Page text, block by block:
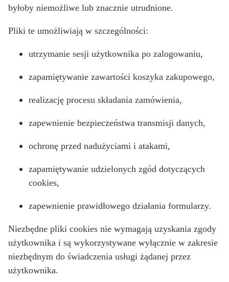
byłoby niemożliwe lub znacznie utrudnione.
Pliki te umożliwiają w szczególności:
utrzymanie sesji użytkownika po zalogowaniu,
zapamiętywanie zawartości koszyka zakupowego,
realizację procesu składania zamówienia,
zapewnienie bezpieczeństwa transmisji danych,
ochronę przed nadużyciami i atakami,
zapamiętywanie udzielonych zgód dotyczących
cookies,
zapewnienie prawidłowego działania formularzy.
Niezbędne pliki cookies nie wymagają uzyskania zgody
użytkownika i są wykorzystywane wyłącznie w zakresie
niezbędnym do świadczenia usługi żądanej przez
użytkownika.